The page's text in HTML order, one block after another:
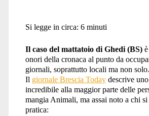
Si legge in circa: 6 minuti
Il caso del mattatoio di Ghedi (BS)è
onori della cronaca al punto da
giornali, soprattutto locali ma non solo.
Il giornale Brescia Todaydescrive
incredibile alla maggior parte delle
mangia Animali, ma assai noto a chi si
pratica: